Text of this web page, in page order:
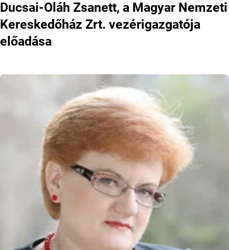
Ducsai-Oláh Zsanett, a Magyar Nemzeti
Kereskedőház Zrt. vezérigazgatója
előadása